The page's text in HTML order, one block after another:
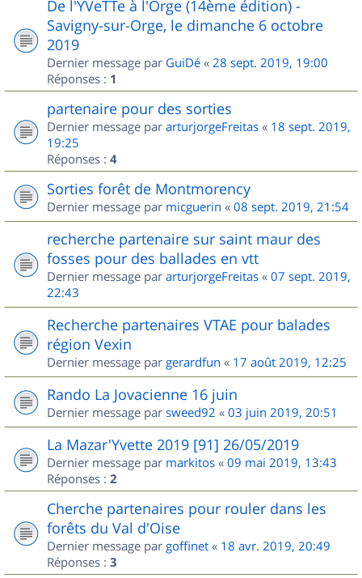
De l'YVeTTe à l'Orge (14ème édition) -
Savigny-sur-Orge, le dimanche 6 octobre
2019
Dernier message par GuiDé « 28 sept. 2019, 19:00
Réponses : 1
partenaire pour des sorties
Dernier message par arturjorgeFreitas « 18 sept. 2019,
19:25
Réponses : 4
Sorties forêt de Montmorency
Dernier message par micguerin « 08 sept. 2019, 21:54
recherche partenaire sur saint maur des
fosses pour des ballades en vtt
Dernier message par arturjorgeFreitas « 07 sept. 2019,
22:43
Recherche partenaires VTAE pour balades
région Vexin
Dernier message par gerardfun « 17 août 2019, 12:25
Rando La Jovacienne 16 juin
Dernier message par sweed92 « 03 juin 2019, 20:51
La Mazar'Yvette 2019 [91] 26/05/2019
Dernier message par markitos « 09 mai 2019, 13:43
Réponses : 2
Cherche partenaires pour rouler dans les
forêts du Val d'Oise
Dernier message par goffinet « 18 avr. 2019, 20:49
Réponses : 3